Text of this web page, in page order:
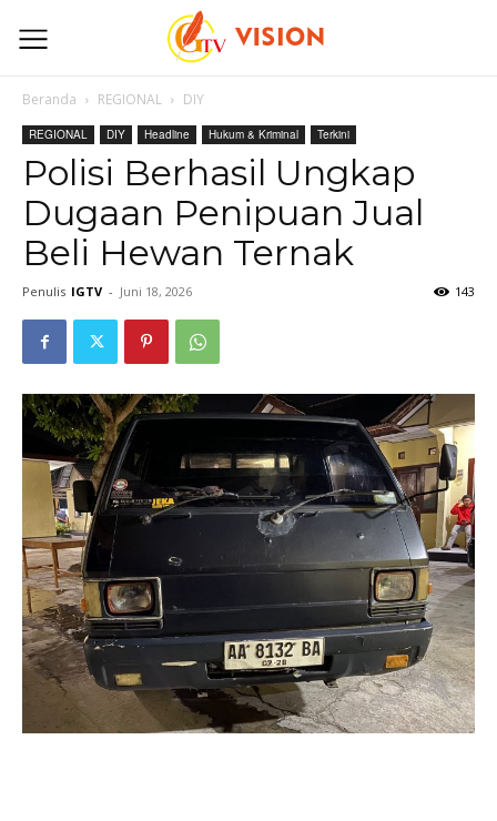
Beranda REGIONAL DIY
REGIONAL DIY Headline Hukum & Kriminal Terkini
Polisi Berhasil Ungkap
Dugaan Penipuan Jual
Beli Hewan Ternak
Penulis IGTV - Juni 18, 2026 143